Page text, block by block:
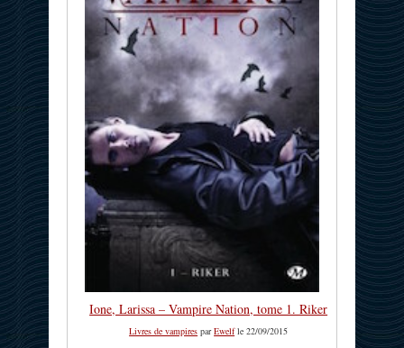
Ione, Larissa – Vampire Nation, tome 1. Riker
Livres de vampires parEwelfle 22/09/2015